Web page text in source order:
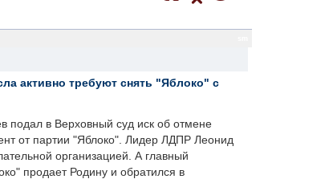
активно требуют снять "Яблоко" с
подал в Верховный суд иск об отмене
от партии "Яблоко". Лидер ЛДПР Леонид
организацией. А главный
продает Родину и обратился в